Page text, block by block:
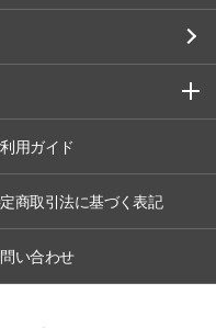
用ガイド
商取引法に基づく表記
い合わせ